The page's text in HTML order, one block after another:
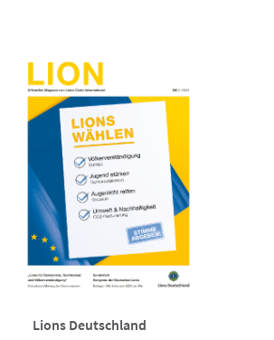
Lions Deutschland